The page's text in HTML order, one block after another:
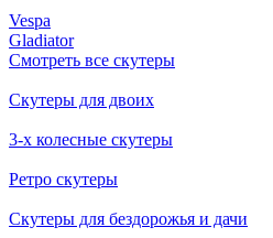
Vespa
Gladiator
Смотреть все скутеры
Скутеры для двоих
3-х колесные скутеры
Ретро скутеры
Скутеры для бездорожья и дачи